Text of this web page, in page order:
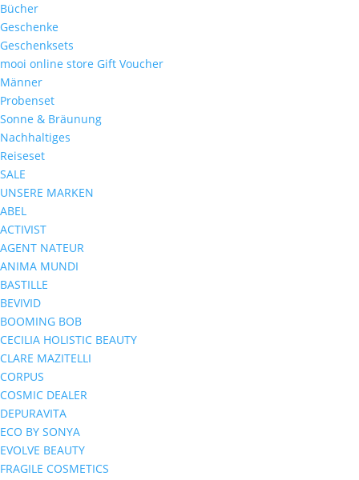
Bücher
Geschenke
Geschenksets
mooi online store Gift Voucher
Männer
Probenset
Sonne & Bräunung
Nachhaltiges
Reiseset
SALE
UNSERE MARKEN
ABEL
ACTIVIST
AGENT NATEUR
ANIMA MUNDI
BASTILLE
BEVIVID
BOOMING BOB
CECILIA HOLISTIC BEAUTY
CLARE MAZITELLI
CORPUS
COSMIC DEALER
DEPURAVITA
ECO BY SONYA
EVOLVE BEAUTY
FRAGILE COSMETICS